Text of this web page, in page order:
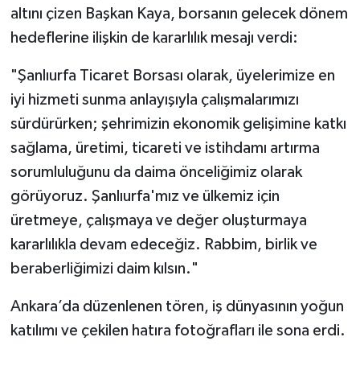
altını çizen Başkan Kaya, borsanın gelecek dönem
hedeflerine ilişkin de kararlılık mesajı verdi:
"Şanlıurfa Ticaret Borsası olarak, üyelerimize en
iyi hizmeti sunma anlayışıyla çalışmalarımızı
sürdürürken; şehrimizin ekonomik gelişimine katkı
sağlama, üretimi, ticareti ve istihdamı artırma
sorumluluğunu da daima önceliğimiz olarak
görüyoruz. Şanlıurfa'mız ve ülkemiz için
üretmeye, çalışmaya ve değer oluşturmaya
kararlılıkla devam edeceğiz. Rabbim, birlik ve
beraberliğimizi daim kılsın."
Ankara’da düzenlenen tören, iş dünyasının yoğun
katılımı ve çekilen hatıra fotoğrafları ile sona erdi.